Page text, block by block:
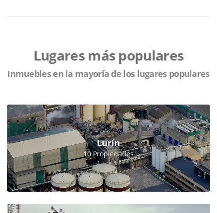
Lugares más populares
Inmuebles en la mayoría de los lugares populares
Lurín
10 Propiedades